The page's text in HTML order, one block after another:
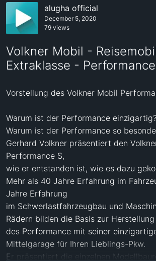
alugha official
December 5, 2020
79 views
Volkner Mobil -
Extraklasse -
Vorstellung des Volkner Mobil
Warum ist der Performance einzigartig?
Warum ist der Performance so
Gerhard Volkner präsentiert den
Performance S,
wie er entstanden ist, wie es dazu
Mehr als 40 Jahre Erfahrung im
Jahre Erfahrung
im Schwerlastfahrzeugbau und
Rädern bilden die Basis zur Herstellung
des Performance mit seiner
Mittelgarage für Ihren Lieblings-Pkw.
Er präsentiert die einzelnen